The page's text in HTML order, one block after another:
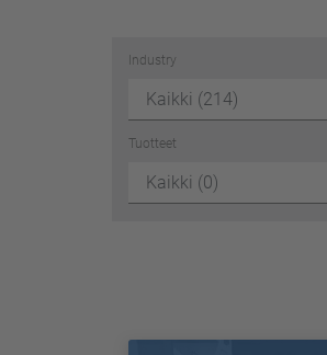
Industry
Tuotteet